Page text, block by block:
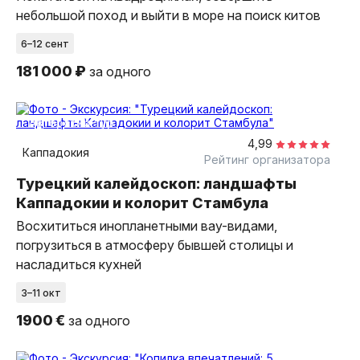
небольшой поход и выйти в море на поиск китов
6–12 сент
181 000 ₽ за одного
авторский тур
Каппадокия
4,99
Рейтинг организатора
Турецкий калейдоскоп: ландшафты
Каппадокии и колорит Стамбула
Восхититься инопланетными вау-видами,
погрузиться в атмосферу бывшей столицы и
насладиться кухней
3–11 окт
1900 € за одного